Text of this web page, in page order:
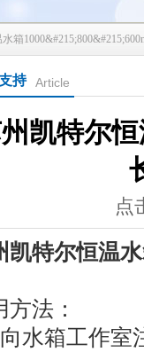
箱
持 Article
凯特尔
点
凯特尔恒温
方法：
水箱工作室